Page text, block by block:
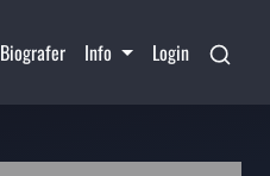
Biografer Info Login